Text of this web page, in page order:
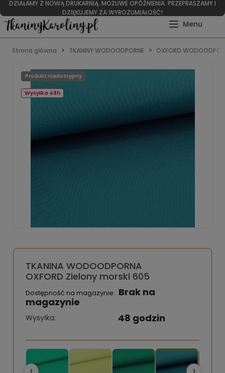
DZIAŁAMY Z NOWĄ DRUKARNIĄ. MOŻLIWE OPÓŹNIENIA. PRZEPRASZAMY I
DZIĘKUJEMY ZA WYROZUMIAŁOŚĆ!
Strona główna TKANINY WODOODPORNE OXFORD
Wysyłka 48h
Produkt niedostępny
TKANINA WODOODPORNA
OXFORD Zielony morski 605
Dostępność na magazynie: Brak na
magazynie
Wysyłka: 48 godzin